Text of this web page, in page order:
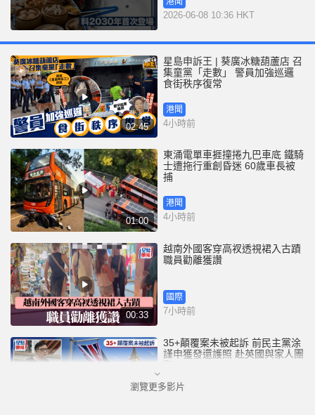
2026-06-08 10:36 HKT
02:45
星島申訴王 | 葵廣冰糖葫蘆店 召
集童黨「走數」 警員加強巡邏
食街秩序復常
港聞
4小時前
01:00
東涌電單車捱撞捲九巴車底 鐵騎
士遭拖行重創昏迷 60歲車長被
捕
港聞
4小時前
00:33
越南外國客穿高衩透視裙入古蹟
職員勸離獲讚
國際
7小時前
35+顛覆案未被起訴 前民主黨涂
謹申獲發還護照 赴英國與家人團
港聞
瀏覽更多影片